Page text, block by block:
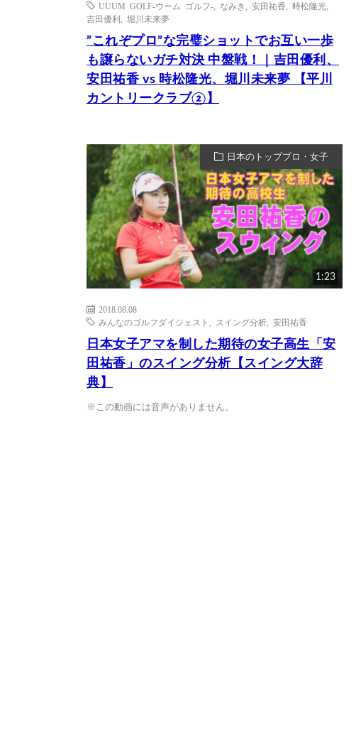
UUUM GOLF-ウーム ゴルフ-
なみき 安田祐香 時松隆光
吉田優利
堀川未来夢
”これぞプロ”な完璧ショットでお互い一歩
も譲らないガチ対決 中盤戦！｜吉田優利、
安田祐香 vs 時松隆光、堀川未来夢 【平川
カントリークラブ②】
日本のトッププロ・女子
1:23
2018.08.08
みんなのゴルフダイジェスト
スイング分析 安田祐香
日本女子アマを制した期待の女子高生「安
田祐香」のスイング分析【スイング大辞
典】
※この動画には音声がありません。